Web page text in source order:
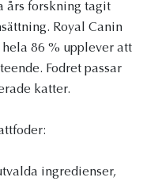
års forskning tagit
Royal Canin
hela 86 % upplever att
Fodret passar
katter.
ingredienser,